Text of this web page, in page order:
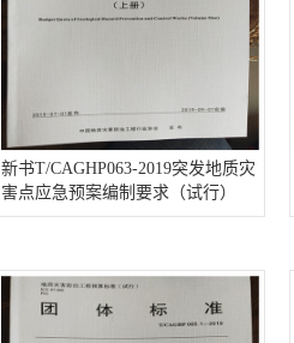
新书T/CAGHP063-2019突发地质灾
害点应急预案编制要求（试行）